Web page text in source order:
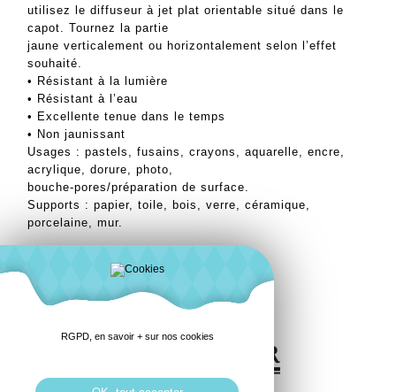
utilisez le diffuseur à jet plat orientable situé dans le
capot. Tournez la partie
jaune verticalement ou horizontalement selon l’effet
souhaité.
• Résistant à la lumière
• Résistant à l’eau
• Excellente tenue dans le temps
• Non jaunissant
Usages : pastels, fusains, crayons, aquarelle, encre,
acrylique, dorure, photo,
bouche-pores/préparation de surface.
Supports : papier, toile, bois, verre, céramique,
porcelaine, mur.
RGPD, en savoir + sur nos cookies